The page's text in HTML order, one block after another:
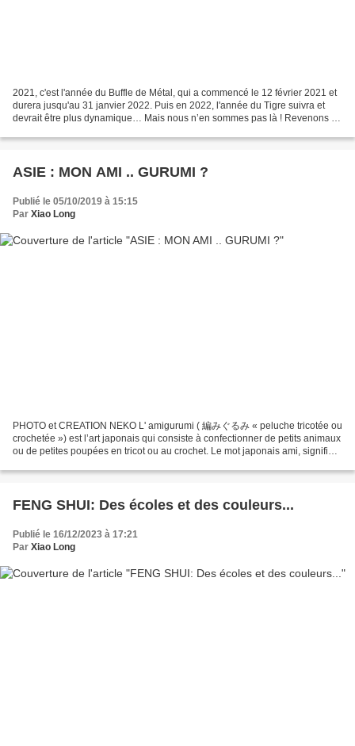
2021, c'est l'année du Buffle de Métal, qui a commencé le 12 février 2021 et
durera jusqu'au 31 janvier 2022. Puis en 2022, l'année du Tigre suivra et
devrait être plus dynamique… Mais nous n’en sommes pas là ! Revenons à
ASIE : MON AMI .. GURUMI ?
Publié le 05/10/2019 à 15:15
Par Xiao Long
PHOTO et CREATION NEKO L' amigurumi ( 編みぐるみ « peluche tricotée ou
crochetée ») est l’art japonais qui consiste à confectionner de petits animaux
ou de petites poupées en tricot ou au crochet. Le mot japonais ami, signifie «
FENG SHUI: Des écoles et des couleurs...
Publié le 16/12/2023 à 17:21
Par Xiao Long